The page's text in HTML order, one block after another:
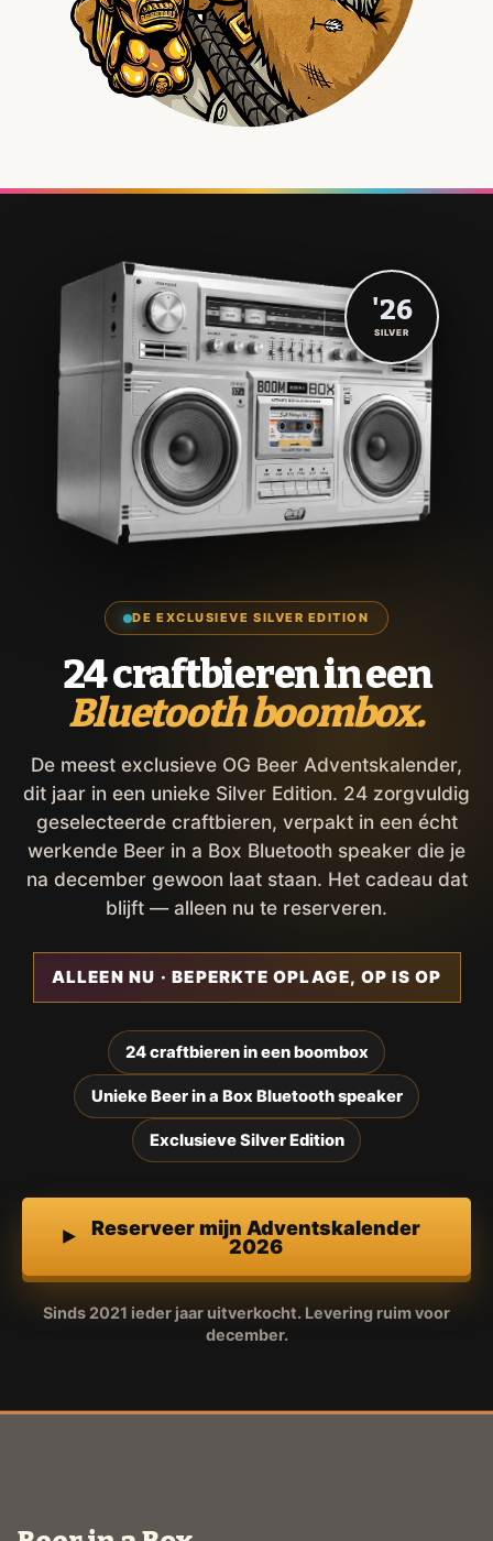
DE EXCLUSIEVE SILVER EDITION
24 craftbieren in een
Bluetooth boombox.
De meest exclusieve OG Beer Adventskalender,
dit jaar in een unieke Silver Edition. 24 zorgvuldig
geselecteerde craftbieren, verpakt in een écht
werkende Beer in a Box Bluetooth speaker die je
na december gewoon laat staan. Het cadeau dat
blijft — alleen nu te reserveren.
ALLEEN NU · BEPERKTE OPLAGE, OP IS OP
24 craftbieren in een boombox
Unieke Beer in a Box Bluetooth speaker
Exclusieve Silver Edition
Reserveer mijn Adventskalender
2026
Sinds 2021 ieder jaar uitverkocht. Levering ruim voor
december.
'26
SILVER